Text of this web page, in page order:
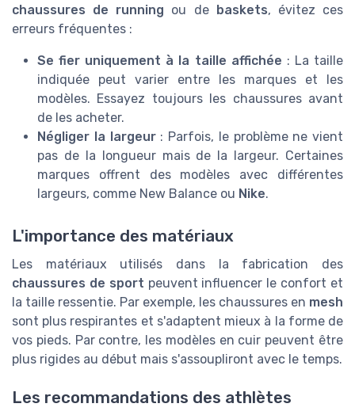
chaussures de running ou de baskets, évitez ces
erreurs fréquentes :
Se fier uniquement à la taille affichée : La taille
indiquée peut varier entre les marques et les
modèles. Essayez toujours les chaussures avant
de les acheter.
Négliger la largeur: Parfois, le problème ne vient
pas de la longueur mais de la largeur. Certaines
marques offrent des modèles avec différentes
largeurs, comme New Balance ou Nike.
L'importance des matériaux
Les matériaux utilisés dans la fabrication des
chaussures de sport peuvent influencer le confort et
la taille ressentie. Par exemple, les chaussures en mesh
sont plus respirantes et s'adaptent mieux à la forme de
vos pieds. Par contre, les modèles en cuir peuvent être
plus rigides au début mais s'assoupliront avec le temps.
Les recommandations des athlètes